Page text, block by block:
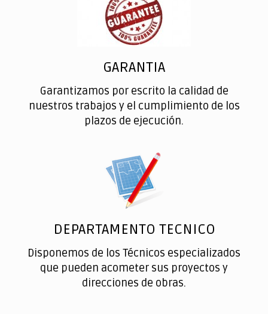
GARANTIA
Garantizamos por escrito la calidad de
nuestros trabajos y el cumplimiento de los
plazos de ejecución.
DEPARTAMENTO TECNICO
Disponemos de los Técnicos especializados
que pueden acometer sus proyectos y
direcciones de obras.